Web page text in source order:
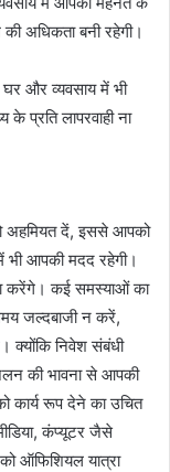
अधिकता बनी रहेगी।
और व्यवसाय में भी
प्रति लापरवाही ना
अहमियत दें, इससे आपको
भी आपकी मदद रहेगी।
करेंगे। कई समस्याओं का
जल्दबाजी न करें,
क्योंकि निवेश संबंधी
की भावना से आपकी
कार्य रूप देने का उचित
कंप्यूटर जैसे
ऑफिशियल यात्रा